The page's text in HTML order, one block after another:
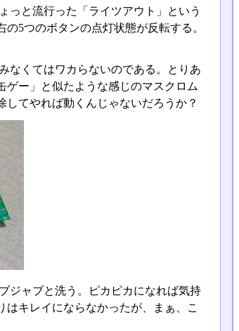
っと流行った「ライツアウト」という
5つのボタンの点灯状態が反転する。
なくてはワカらないのである。とりあ
ゲー」と似たような感じのマスクロム
てやれば動くんじゃないだろうか？
ジャブと洗う。ピカピカになれば気持
キレイにならなかったが、まぁ、こ